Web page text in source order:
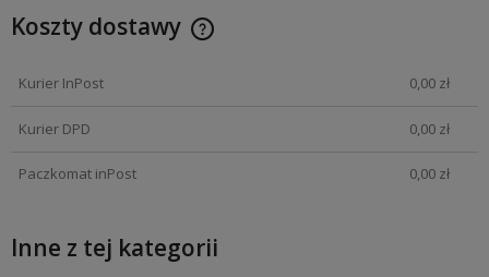
Koszty dostawy
Kurier InPost 0,00 zł
Kurier DPD 0,00 zł
Paczkomat inPost 0,00 zł
Inne z tej kategorii